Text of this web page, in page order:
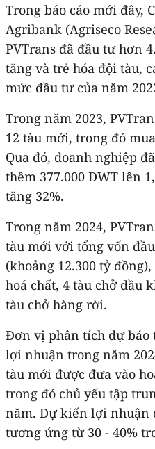
Trong báo cáo mới đây,
Agribank (Agriseco
PVTrans đã đầu tư hơn
tăng và trẻ hóa đội tàu,
mức đầu tư của năm
Trong năm 2023,
12 tàu mới, trong đó
Qua đó, doanh nghiệp
thêm 377.000 DWT lên
tăng 32%.
Trong năm 2024,
tàu mới với tổng vốn
(khoảng 12.300 tỷ
hoá chất, 4 tàu chở dầu
tàu chở hàng rời.
Đơn vị phân tích dự
lợi nhuận trong năm
tàu mới được đưa vào
trong đó chủ yếu tập
năm. Dự kiến lợi nhuận
tương ứng từ 30 - 40%